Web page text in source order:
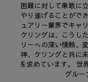
困難に対して果敢に
やり遂げることがで
ュアリー業界でキャ
ケリングは、こうし
リーへの深い情熱、
神、ケリングと共に
を求めています。 世
グルー